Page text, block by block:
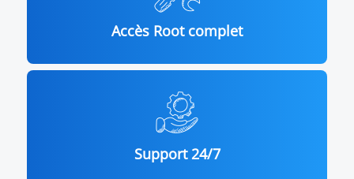
Accès Root complet
Support 24/7